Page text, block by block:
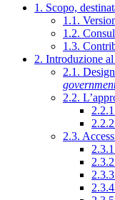
1. Scopo,
1.1.
1.2.
1.3.
2. Introduzione
2.1.
2.2.
2.3.